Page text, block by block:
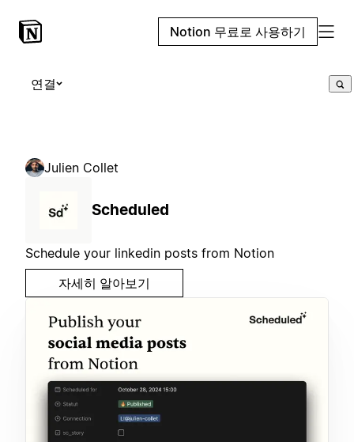
Notion 무료로 사용하기
연결
Julien Collet
Scheduled
Schedule your linkedin posts from Notion
자세히 알아보기